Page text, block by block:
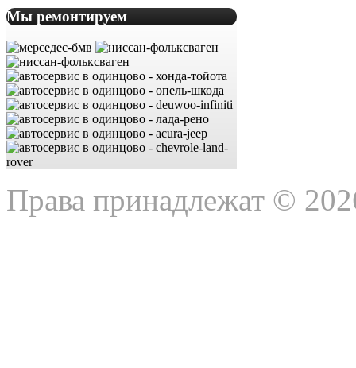
Мы ремонтируем
Права принадлежат ©